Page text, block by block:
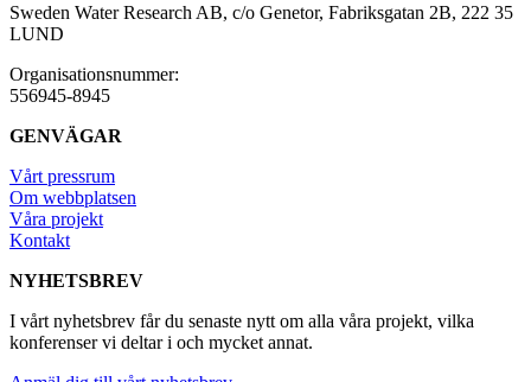
Sweden Water Research AB, c/o Genetor, Fabriksgatan 2B, 222 35
LUND
Organisationsnummer:
556945-8945
GENVÄGAR
Vårt pressrum
Om webbplatsen
Våra projekt
Kontakt
NYHETSBREV
I vårt nyhetsbrev får du senaste nytt om alla våra projekt, vilka
konferenser vi deltar i och mycket annat.